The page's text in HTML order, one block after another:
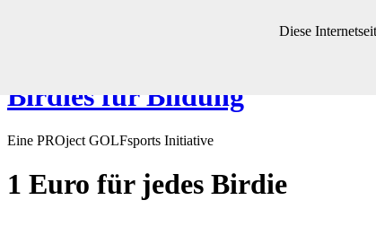
Birdies für Bildung
Eine PROject GOLFsports Initiative
1 Euro für jedes Birdie
Diese